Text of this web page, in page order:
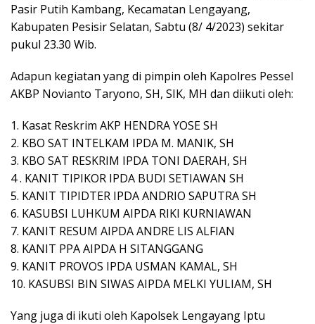
Pasir Putih Kambang, Kecamatan Lengayang,
Kabupaten Pesisir Selatan, Sabtu (8/ 4/2023) sekitar
pukul 23.30 Wib.
Adapun kegiatan yang di pimpin oleh Kapolres Pessel
AKBP Novianto Taryono, SH, SIK, MH dan diikuti oleh:
1. Kasat Reskrim AKP HENDRA YOSE SH
2. KBO SAT INTELKAM IPDA M. MANIK, SH
3. KBO SAT RESKRIM IPDA TONI DAERAH, SH
4 . KANIT TIPIKOR IPDA BUDI SETIAWAN SH
5. KANIT TIPIDTER IPDA ANDRIO SAPUTRA SH
6. KASUBSI LUHKUM AIPDA RIKI KURNIAWAN
7. KANIT RESUM AIPDA ANDRE LIS ALFIAN
8. KANIT PPA AIPDA H SITANGGANG
9. KANIT PROVOS IPDA USMAN KAMAL, SH
10. KASUBSI BIN SIWAS AIPDA MELKI YULIAM, SH
Yang juga di ikuti oleh Kapolsek Lengayang Iptu